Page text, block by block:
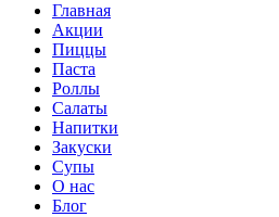
Главная
Акции
Пиццы
Паста
Роллы
Салаты
Напитки
Закуски
Супы
О нас
Блог